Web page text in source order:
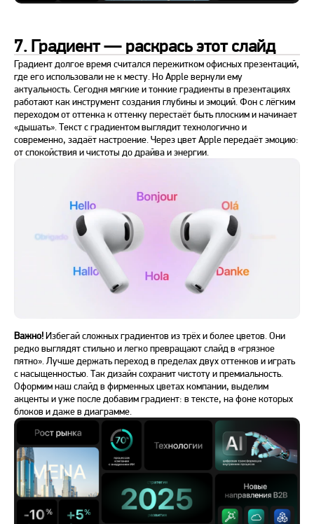
7. Градиент — раскрась этот слайд
Градиент долгое время считался пережитком офисных презентаций,
где его использовали не к месту. Но Apple вернули ему
актуальность. Сегодня мягкие и тонкие градиенты в презентациях
работают как инструмент создания глубины и эмоций. Фон с лёгким
переходом от оттенка к оттенку перестаёт быть плоским и начинает
«дышать». Текст с градиентом выглядит технологично и
современно, задаёт настроение. Через цвет Apple передаёт эмоцию:
от спокойствия и чистоты до драйва и энергии.
Важно!Избегай сложных градиентов из трёх и более цветов. Они
редко выглядят стильно и легко превращают слайд в «грязное
пятно». Лучше держать переход в пределах двух оттенков и играть
с насыщенностью. Так дизайн сохранит чистоту и премиальность.
Оформим наш слайд в фирменных цветах компании, выделим
акценты и уже после добавим градиент: в тексте, на фоне которых
блоков и даже в диаграмме.